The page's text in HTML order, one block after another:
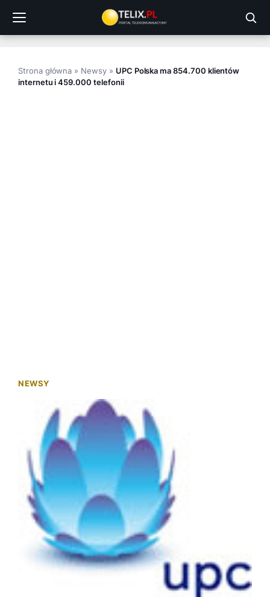
treści
Strona główna » Newsy» UPC Polska ma 854.700 klientów
internetu i 459.000 telefonii
NEWSY